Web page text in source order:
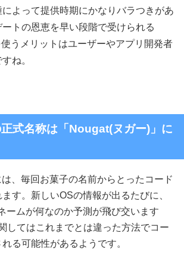
によって提供時期にかなりバラつきがあ
トの恩恵を早い段階で受けられる
うメリットはユーザーやアプリ開発者
ね。
式名称は「Nougat(ヌガー)」に
、毎回お菓子の名前からとったコード
す。新しいOSの情報が出るたびに、
ームが何なのか予測が飛び交います
してはこれまでとは違った方法でコー
る可能性があるようです。